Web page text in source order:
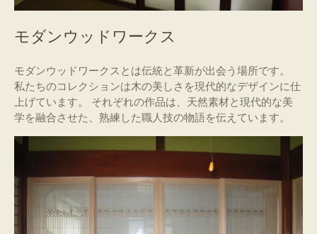
モダンウッドワークス
モダンウッドワークスとは伝統と革新が出会う場所です。
私たちのコレクションは木の美しさを現代的なデザインに仕
上げています。 それぞれの作品は、天然素材と現代的な美
学を融合させた、熟練した職人技の物語を伝えています。